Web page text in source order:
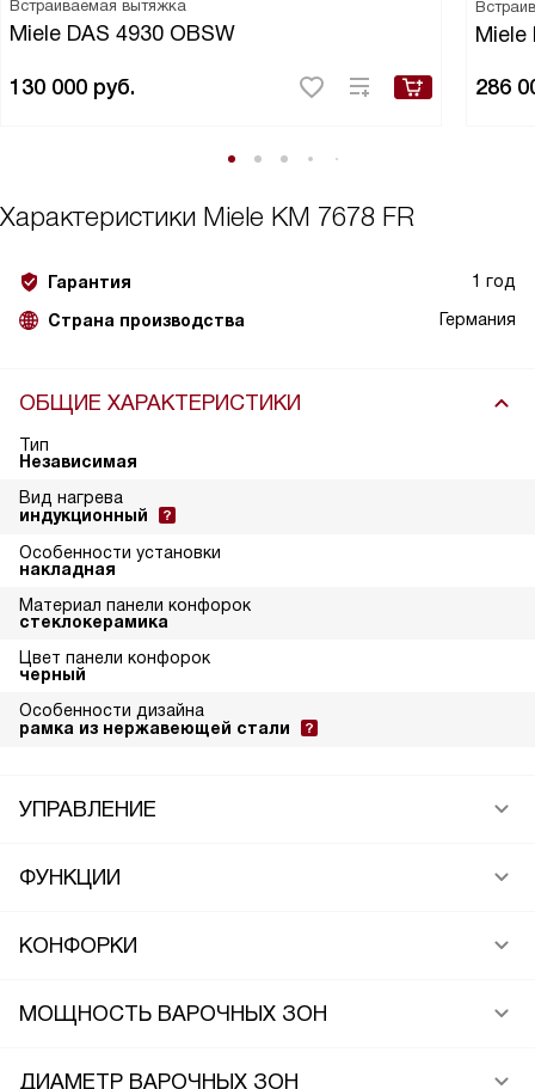
Встраиваемая вытяжка
Miele DAS 4930 OBSW
130 000 руб.
Miele
286
Характеристики Miele KM 7678 FR
Гарантия 1 год
Страна производства Германия
ОБЩИЕ ХАРАКТЕРИСТИКИ
Тип
Независимая
Вид нагрева
индукционный
Особенности установки
накладная
Материал панели конфорок
стеклокерамика
Цвет панели конфорок
черный
Особенности дизайна
рамка из нержавеющей стали
УПРАВЛЕНИЕ
ФУНКЦИИ
КОНФОРКИ
МОЩНОСТЬ ВАРОЧНЫХ ЗОН
ДИАМЕТР ВАРОЧНЫХ ЗОН